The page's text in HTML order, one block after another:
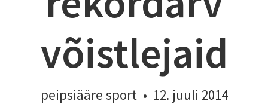
võistlejaid
peipsiääre sport • 12. juuli 2014